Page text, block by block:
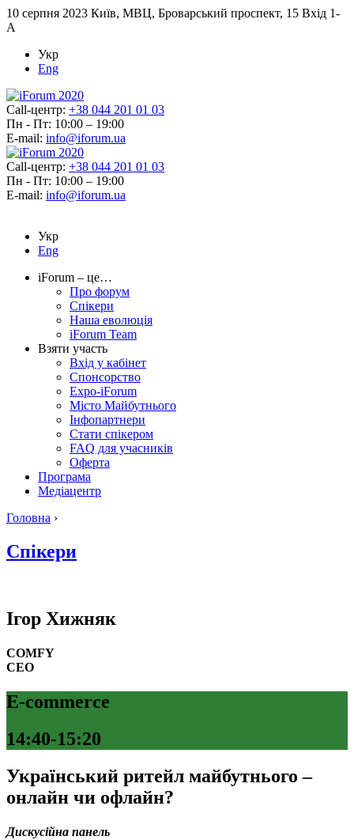
10 серпня 2023 Київ, МВЦ, Броварський проспект, 15 Вхід 1-
А
Укр
Eng
Call-центр: +38 044 201 01 03
Пн - Пт: 10:00 – 19:00
E-mail: info@iforum.ua
Call-центр: +38 044 201 01 03
Пн - Пт: 10:00 – 19:00
E-mail: info@iforum.ua
Укр
Eng
iForum – це…
Про форум
Спікери
Наша еволюція
iForum Team
Взяти участь
Вхід у кабінет
Спонсорство
Expo-iForum
Місто Майбутнього
Інфопартнери
Стати спікером
FAQ для учасників
Оферта
Програма
Медіацентр
Головна ›
Спікери
Ігор Хижняк
COMFY
CEO
E-commerce
14:40-15:20
Український ритейл майбутнього –
онлайн чи офлайн?
Дискусійна панель